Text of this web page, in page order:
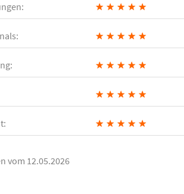
★ ★ ★ ★ ★
★ ★ ★ ★ ★
★ ★ ★ ★ ★
★ ★ ★ ★ ★
★ ★ ★ ★ ★
vom 12.05.2026